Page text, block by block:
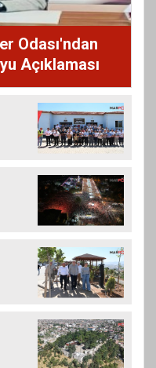
Odası'ndan
Açıklaması